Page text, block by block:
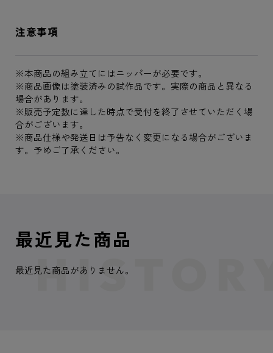
注意事項
※本商品の組み立てにはニッパーが必要です。
※商品画像は塗装済みの試作品です。実際の商品と異なる
場合があります。
※販売予定数に達した時点で受付を終了させていただく場
合がございます。
※商品仕様や発送日は予告なく変更になる場合がございま
す。予めご了承ください。
最近見た商品
最近見た商品がありません。